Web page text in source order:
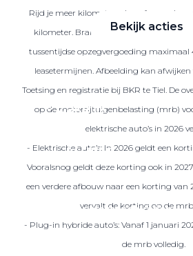
Bekijk acties
Zakelijk
Terug
Over elektrisch rijden
Over elektrisch rijden
Rijd je meer kilometers dan afgesproken,
kilometer. Brandstof is niet inbegrepen.
tussentijdse opzegvergoeding maximaal
leasetermijnen. Afbeelding kan
Toetsing en registratie bij BKR te Tiel. De
op de motorrijtuigenbelasting (mrb)
elektrische auto’s in 2026
- Elektrische auto’s: In 2026 geldt een
Vooralsnog geldt deze korting ook in
een verdere afbouw naar een korting van
vervalt de korting op de
- Plug-in hybride auto’s: Vanaf 1 januari
de mrb volledig.